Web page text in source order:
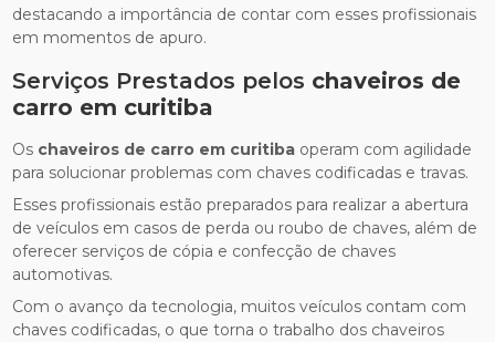
destacando a importância de contar com esses profissionais
em momentos de apuro.
Serviços Prestados pelos chaveiros de
carro em curitiba
Os chaveiros de carro em curitiba operam com agilidade
para solucionar problemas com chaves codificadas e travas.
Esses profissionais estão preparados para realizar a abertura
de veículos em casos de perda ou roubo de chaves, além de
oferecer serviços de cópia e confecção de chaves
automotivas.
Com o avanço da tecnologia, muitos veículos contam com
chaves codificadas, o que torna o trabalho dos chaveiros